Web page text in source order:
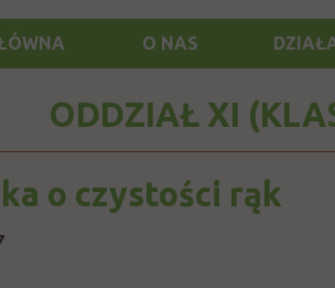
O NAS
ODDZIAŁ XI
o czystości rąk